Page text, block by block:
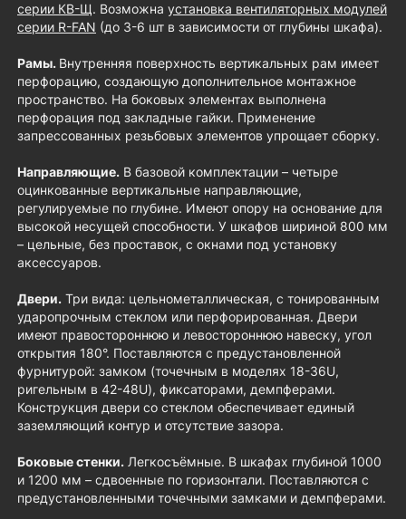
серии КВ-Щ. Возможна установка вентиляторных модулей
серии R-FAN (до 3-6 шт в зависимости от глубины шкафа).
Рамы. Внутренняя поверхность вертикальных рам имеет
перфорацию, создающую дополнительное монтажное
пространство. На боковых элементах выполнена
перфорация под закладные гайки. Применение
запрессованных резьбовых элементов упрощает сборку.
Направляющие. В базовой комплектации – четыре
оцинкованные вертикальные направляющие,
регулируемые по глубине. Имеют опору на основание для
высокой несущей способности. У шкафов шириной 800 мм
– цельные, без проставок, с окнами под установку
аксессуаров.
Двери. Три вида: цельнометаллическая, с тонированным
ударопрочным стеклом или перфорированная. Двери
имеют правостороннюю и левостороннюю навеску, угол
открытия 180°. Поставляются с предустановленной
фурнитурой: замком (точечным в моделях 18-36U,
ригельным в 42-48U), фиксаторами, демпферами.
Конструкция двери со стеклом обеспечивает единый
заземляющий контур и отсутствие зазора.
Боковые стенки. Легкосъёмные. В шкафах глубиной 1000
и 1200 мм – сдвоенные по горизонтали. Поставляются с
предустановленными точечными замками и демпферами.